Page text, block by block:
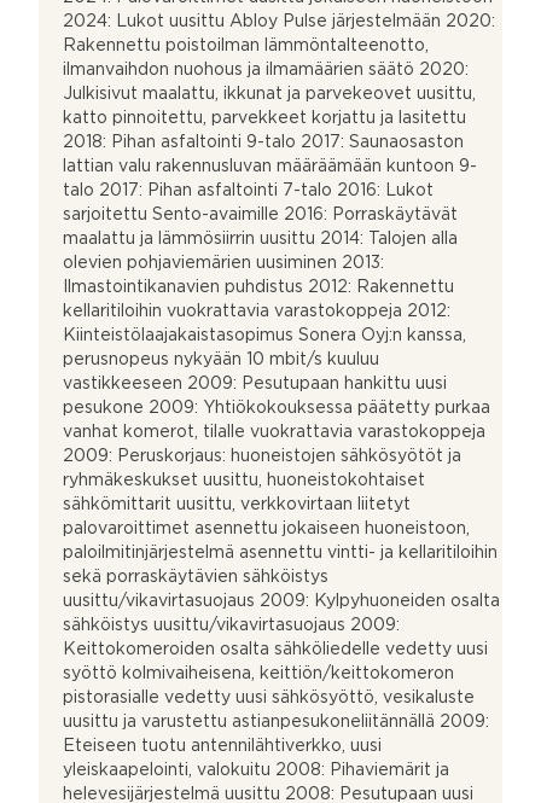
2024: Lukot uusittu Abloy Pulse järjestelmään 2020:
Rakennettu poistoilman lämmöntalteenotto,
ilmanvaihdon nuohous ja ilmamäärien säätö 2020:
Julkisivut maalattu, ikkunat ja parvekeovet uusittu,
katto pinnoitettu, parvekkeet korjattu ja lasitettu
2018: Pihan asfaltointi 9-talo 2017: Saunaosaston
lattian valu rakennusluvan määräämään kuntoon 9-
talo 2017: Pihan asfaltointi 7-talo 2016: Lukot
sarjoitettu Sento-avaimille 2016: Porraskäytävät
maalattu ja lämmösiirrin uusittu 2014: Talojen alla
olevien pohjaviemärien uusiminen 2013:
Ilmastointikanavien puhdistus 2012: Rakennettu
kellaritiloihin vuokrattavia varastokoppeja 2012:
Kiinteistölaajakaistasopimus Sonera Oyj:n kanssa,
perusnopeus nykyään 10 mbit/s kuuluu
vastikkeeseen 2009: Pesutupaan hankittu uusi
pesukone 2009: Yhtiökokouksessa päätetty purkaa
vanhat komerot, tilalle vuokrattavia varastokoppeja
2009: Peruskorjaus: huoneistojen sähkösyötöt ja
ryhmäkeskukset uusittu, huoneistokohtaiset
sähkömittarit uusittu, verkkovirtaan liitetyt
palovaroittimet asennettu jokaiseen huoneistoon,
paloilmitinjärjestelmä asennettu vintti- ja kellaritiloihin
sekä porraskäytävien sähköistys
uusittu/vikavirtasuojaus 2009: Kylpyhuoneiden osalta
sähköistys uusittu/vikavirtasuojaus 2009:
Keittokomeroiden osalta sähköliedelle vedetty uusi
syöttö kolmivaiheisena, keittiön/keittokomeron
pistorasialle vedetty uusi sähkösyöttö, vesikaluste
uusittu ja varustettu astianpesukoneliitännällä 2009:
Eteiseen tuotu antennilähtiverkko, uusi
yleiskaapelointi, valokuitu 2008: Pihaviemärit ja
helevesijärjestelmä uusittu 2008: Pesutupaan uusi